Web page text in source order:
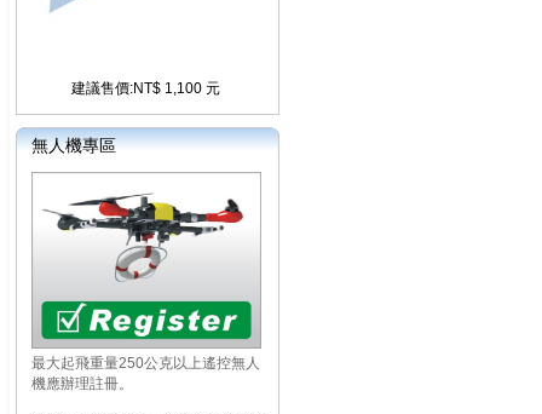
建議售價:NT$ 1,100 元
無人機專區
最大起飛重量250公克以上遙控無人
機應辦理註冊。